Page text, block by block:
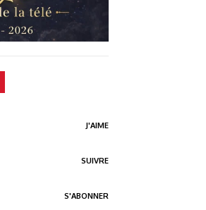
J'AIME
SUIVRE
S'ABONNER